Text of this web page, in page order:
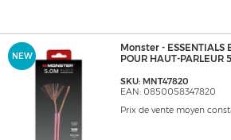
NEW
Monster - ESSENTIALS
POUR HAUT-PARLEUR
SKU: MNT47820
EAN: 0850058347820
Prix de vente moyen